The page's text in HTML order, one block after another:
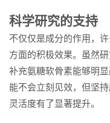
科学研究的支持
不仅仅是成分的作用，
方面的积极效果。虽然
补充氨糖软骨素能够明
能不会立刻见效，但坚
灵活度有了显著提升。